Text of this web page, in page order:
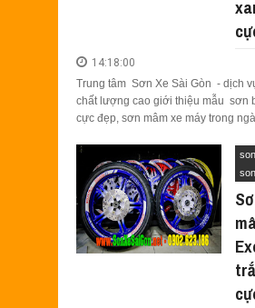
14:18:00
Trung tâm Sơn Xe Sài Gòn - dịch
chất lượng cao giới thiệu mẫu sơn
cực đẹp, sơn mâm xe máy trong